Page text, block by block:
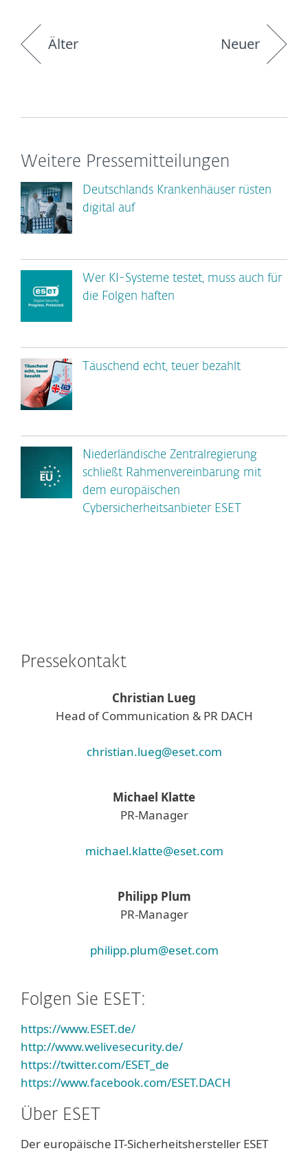
Älter Neuer
Weitere Pressemitteilungen
Deutschlands Krankenhäuser rüsten
digital auf
Wer KI-Systeme testet, muss auch für
die Folgen haften
Täuschend echt, teuer bezahlt
Niederländische Zentralregierung
schließt Rahmenvereinbarung mit
dem europäischen
Cybersicherheitsanbieter ESET
Pressekontakt
Christian Lueg
Head of Communication & PR DACH
christian.lueg@eset.com
Michael Klatte
PR-Manager
michael.klatte@eset.com
Philipp Plum
PR-Manager
philipp.plum@eset.com
Folgen Sie ESET:
https://www.ESET.de/
http://www.welivesecurity.de/
https://twitter.com/ESET_de
https://www.facebook.com/ESET.DACH
Über ESET
Der europäische IT-Sicherheitshersteller ESET